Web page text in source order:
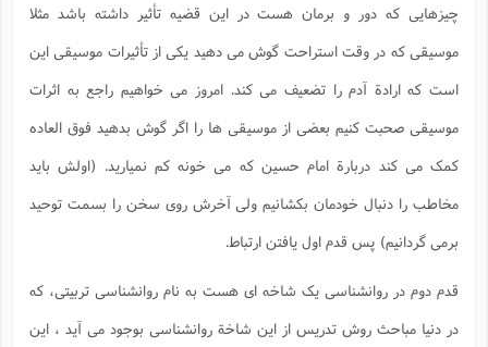
چیزهایی که دور و برمان هست در این قضیه تأثیر داشته باشد مثلا
موسیقی که در وقت استراحت گوش می دهید یکی از تأثیرات موسیقی این
است که ارادة آدم را تضعیف می کند. امروز می خواهیم راجع به اثرات
موسیقی صحبت کنیم بعضی از موسیقی ها را اگر گوش بدهید فوق العاده
کمک می کند دربارة امام حسین که می خونه کم نمیارید. (اولش باید
مخاطب را دنبال خودمان بکشانیم ولی آخرش روی سخن را بسمت توحید
برمی گردانیم) پس قدم اول یافتن ارتباط.
قدم دوم در روانشناسی یک شاخه ای هست به نام روانشناسی تربیتی، که
در دنیا مباحث روش تدریس از این شاخة روانشناسی بوجود می آید ، این